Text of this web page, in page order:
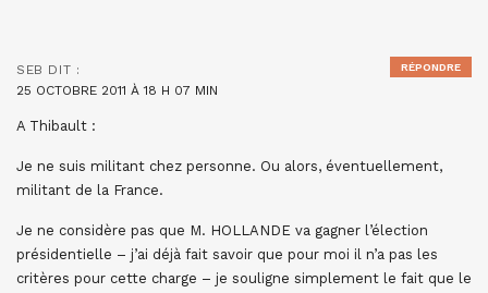
SEB DIT :
25 OCTOBRE 2011 À 18 H 07 MIN
A Thibault :
Je ne suis militant chez personne. Ou alors, éventuellement,
militant de la France.
Je ne considère pas que M. HOLLANDE va gagner l’élection
présidentielle – j’ai déjà fait savoir que pour moi il n’a pas les
critères pour cette charge – je souligne simplement le fait que le
RÉPONDRE